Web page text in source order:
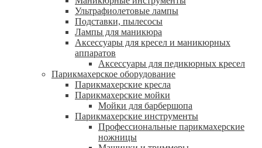
Ультрафиолетовые лампы
Подставки, пылесосы
Лампы для маникюра
Аксессуары для кресел и маникюрных
аппаратов
Аксессуары для педикюрных кресел
Парикмахерское оборудование
Парикмахерские кресла
Парикмахерские мойки
Мойки для барбершопа
Парикмахерские инструменты
Профессиональные парикмахерские
ножницы